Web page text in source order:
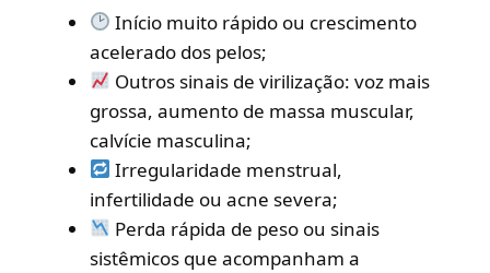
Início muito rápido ou crescimento
acelerado dos pelos;
Outros sinais de virilização: voz mais
grossa, aumento de massa muscular,
calvície masculina;
Irregularidade menstrual,
infertilidade ou acne severa;
Perda rápida de peso ou sinais
sistêmicos que acompanham a